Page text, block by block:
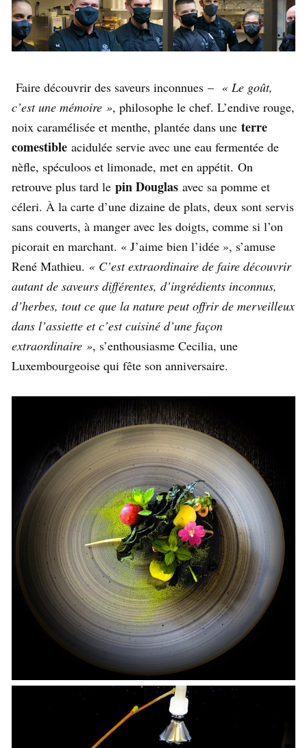
Faire découvrir des saveurs inconnues – « Le goût,
c’est une mémoire », philosophe le chef. L’endive rouge,
noix caramélisée et menthe, plantée dans une terre
comestible acidulée servie avec une eau fermentée de
nèfle, spéculoos et limonade, met en appétit. On
retrouve plus tard le pin Douglas avec sa pomme et
céleri. À la carte d’une dizaine de plats, deux sont servis
sans couverts, à manger avec les doigts, comme si l’on
picorait en marchant. « J’aime bien l’idée », s’amuse
René Mathieu. « C’est extraordinaire de faire découvrir
autant de saveurs différentes, d’ingrédients inconnus,
d’herbes, tout ce que la nature peut offrir de merveilleux
dans l’assiette et c’est cuisiné d’une façon
extraordinaire », s’enthousiasme Cecilia, une
Luxembourgeoise qui fête son anniversaire.